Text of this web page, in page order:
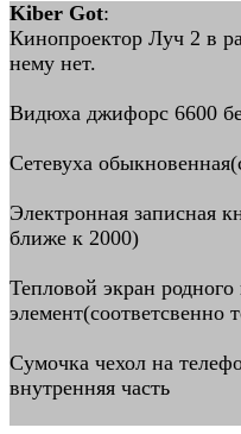
Kiber Got:
Кинопроектор Луч 2 в
нему нет.
Видюха джифорс 6600
Сетевуха
Электронная записная
ближе к 2000)
Тепловой экран родного
элемент(соответсвенно
Сумочка чехол на
внутренняя часть